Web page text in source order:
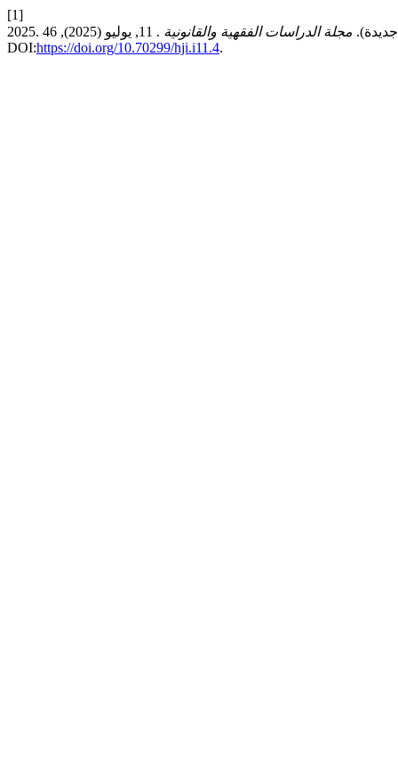
[1]
جديدة). مجلة الدراسات الفقهية والقانونية
. 11, يوليو (2025), 46.
DOI:https://doi.org/10.70299/hji.i11.4.